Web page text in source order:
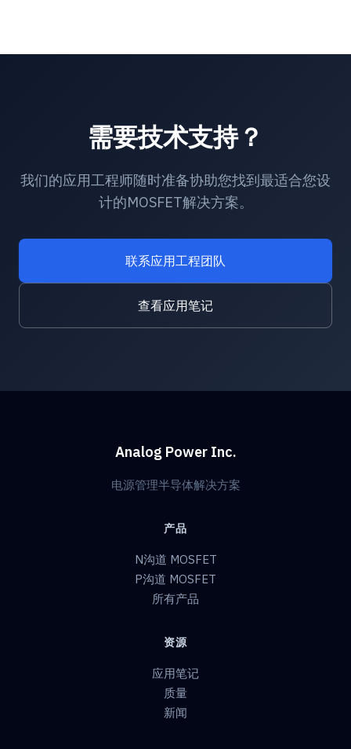
需要技术支持？
我们的应用工程师随时准备协助您找到最适合您设
计的MOSFET解决方案。
联系应用工程团队
查看应用笔记
Analog Power Inc.
电源管理半导体解决方案
产品
N沟道 MOSFET
P沟道 MOSFET
所有产品
资源
应用笔记
质量
新闻